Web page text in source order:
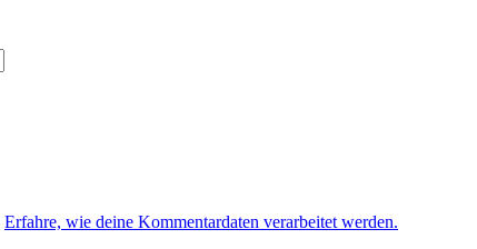
Erfahre, wie deine Kommentardaten verarbeitet werden.